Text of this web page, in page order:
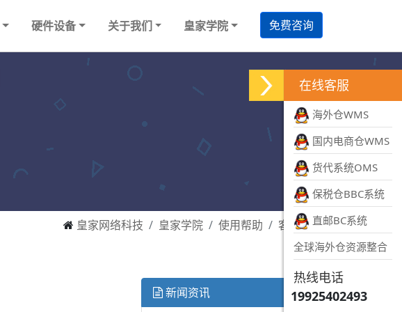
硬件设备 关于我们 皇家学院 免费咨询
皇家网络科技 皇家学院 使用帮助 客户管理
新闻资讯
在线客服
海外仓WMS
国内电商仓WMS
货代系统OMS
保税仓BBC系统
直邮BC系统
全球海外仓资源整合
热线电话
19925402493